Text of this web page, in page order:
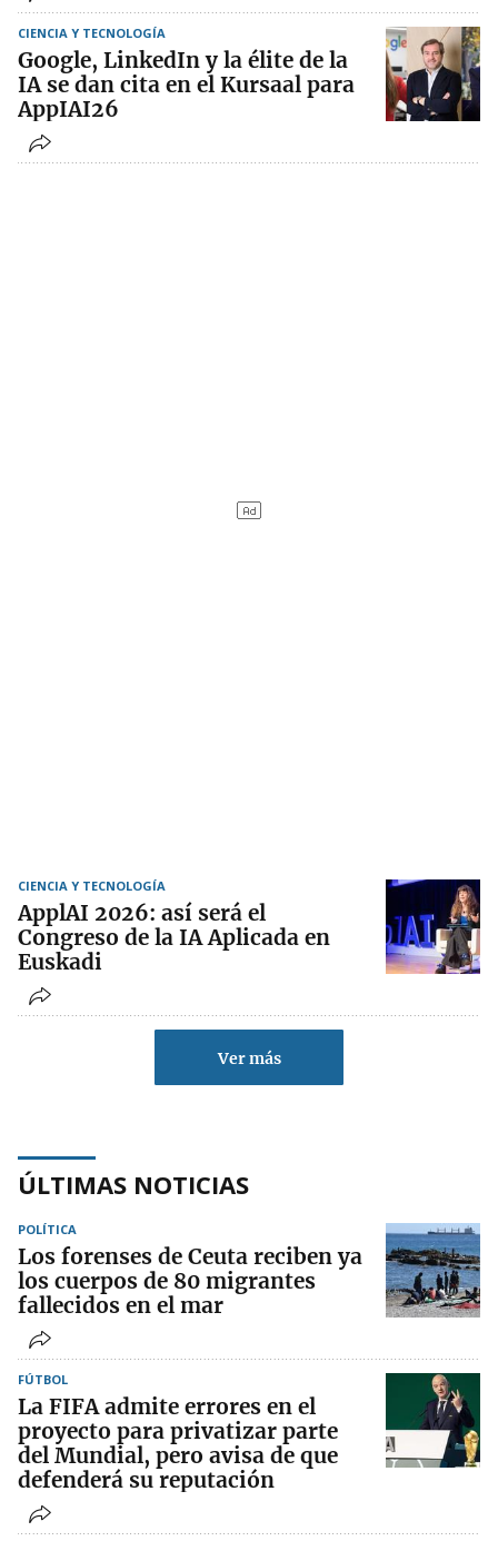
CIENCIA Y TECNOLOGÍA
Google, LinkedIn y la élite de la
IA se dan cita en el Kursaal para
AppIAI26
CIENCIA Y TECNOLOGÍA
ApplAI 2026: así será el
Congreso de la IA Aplicada en
Euskadi
Ver más
ÚLTIMAS NOTICIAS
POLÍTICA
Los forenses de Ceuta reciben ya
los cuerpos de 80 migrantes
fallecidos en el mar
FÚTBOL
La FIFA admite errores en el
proyecto para privatizar parte
del Mundial, pero avisa de que
defenderá su reputación